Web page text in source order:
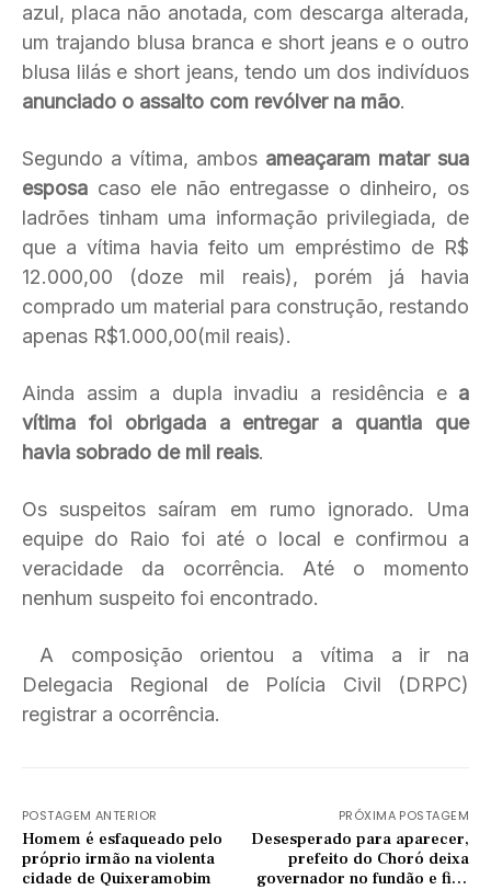
azul, placa não anotada, com descarga alterada,
um trajando blusa branca e short jeans e o outro
blusa lilás e short jeans, tendo um dos indivíduos
anunciado o assalto com revólver na mão.
Segundo a vítima, ambos ameaçaram matar sua
esposa caso ele não entregasse o dinheiro, os
ladrões tinham uma informação privilegiada, de
que a vítima havia feito um empréstimo de R$
12.000,00
(doze mil reais), porém já havia
comprado um material para construção, restando
apenas R$1.000,00(mil reais).
Ainda assim a dupla invadiu a residência e a
vítima foi obrigada a entregar a quantia que
havia sobrado de mil reais.
Os suspeitos saíram em rumo ignorado. Uma
equipe do Raio foi até o local e confirmou a
veracidade da ocorrência. Até o momento
nenhum suspeito foi encontrado.
A composição orientou a vítima a ir na
Delegacia Regional de Polícia Civil (DRPC)
registrar a ocorrência.
POSTAGEM ANTERIOR
Homem é esfaqueado pelo
próprio irmão na violenta
cidade de Quixeramobim
PRÓXIMA POSTAGEM
Desesperado para aparecer,
prefeito do Choró deixa
governador no fundão e fica